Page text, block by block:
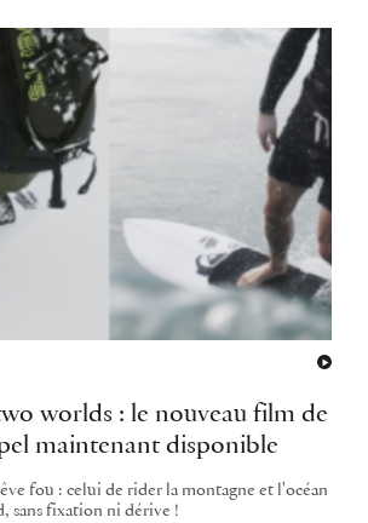
worlds : le nouveau film de
maintenant disponible
fou : celui de rider la montagne et l'océan
sans fixation ni dérive !